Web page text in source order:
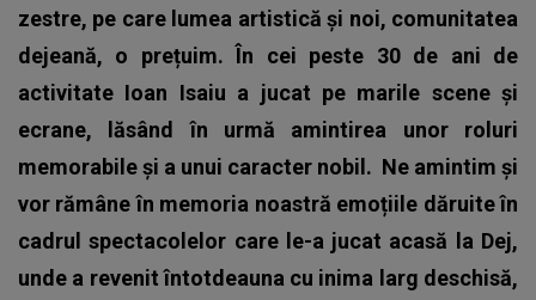
zestre, pe care lumea artistică și noi, comunitatea
dejeană, o prețuim. În cei peste 30 de ani de
activitate Ioan Isaiu a jucat pe marile scene și
ecrane, lăsând în urmă amintirea unor roluri
memorabile și a unui caracter nobil. Ne amintim și
vor rămâne în memoria noastră emoțiile dăruite în
cadrul spectacolelor care le-a jucat acasă la Dej,
unde a revenit întotdeauna cu inima larg deschisă,